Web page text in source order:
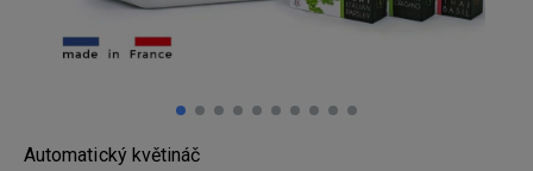
Automatický květináč